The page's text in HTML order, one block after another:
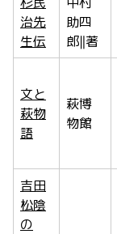
治先
生伝
助四
郎‖著
文と
萩物
語
萩博
物館
吉田
松陰
の